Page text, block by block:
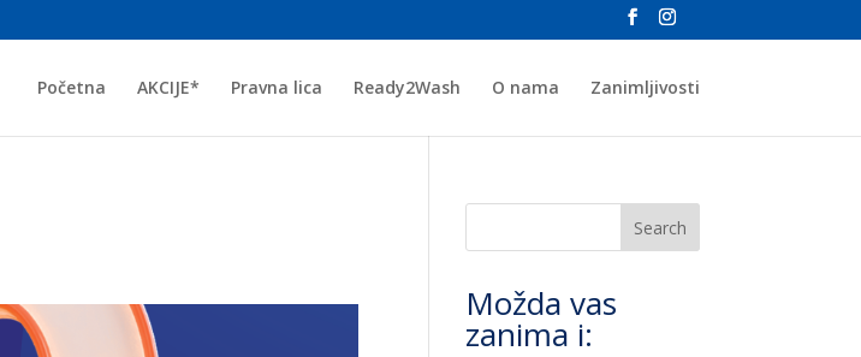
Početna AKCIJE* Pravna lica Ready2Wash O nama Zanimljivosti
Search
Možda vas
zanima i: